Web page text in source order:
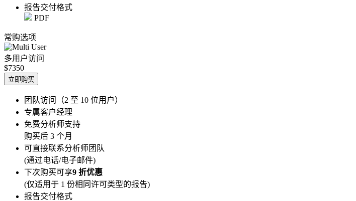
报告交付格式
PDF
常购选项
多用户访问
$7350
立即购买
团队访问（2 至 10 位用户）
专属客户经理
免费分析师支持
购买后 3 个月
可直接联系分析师团队
(通过电话/电子邮件)
下次购买可享9 折优惠
(仅适用于 1 份相同许可类型的报告)
报告交付格式